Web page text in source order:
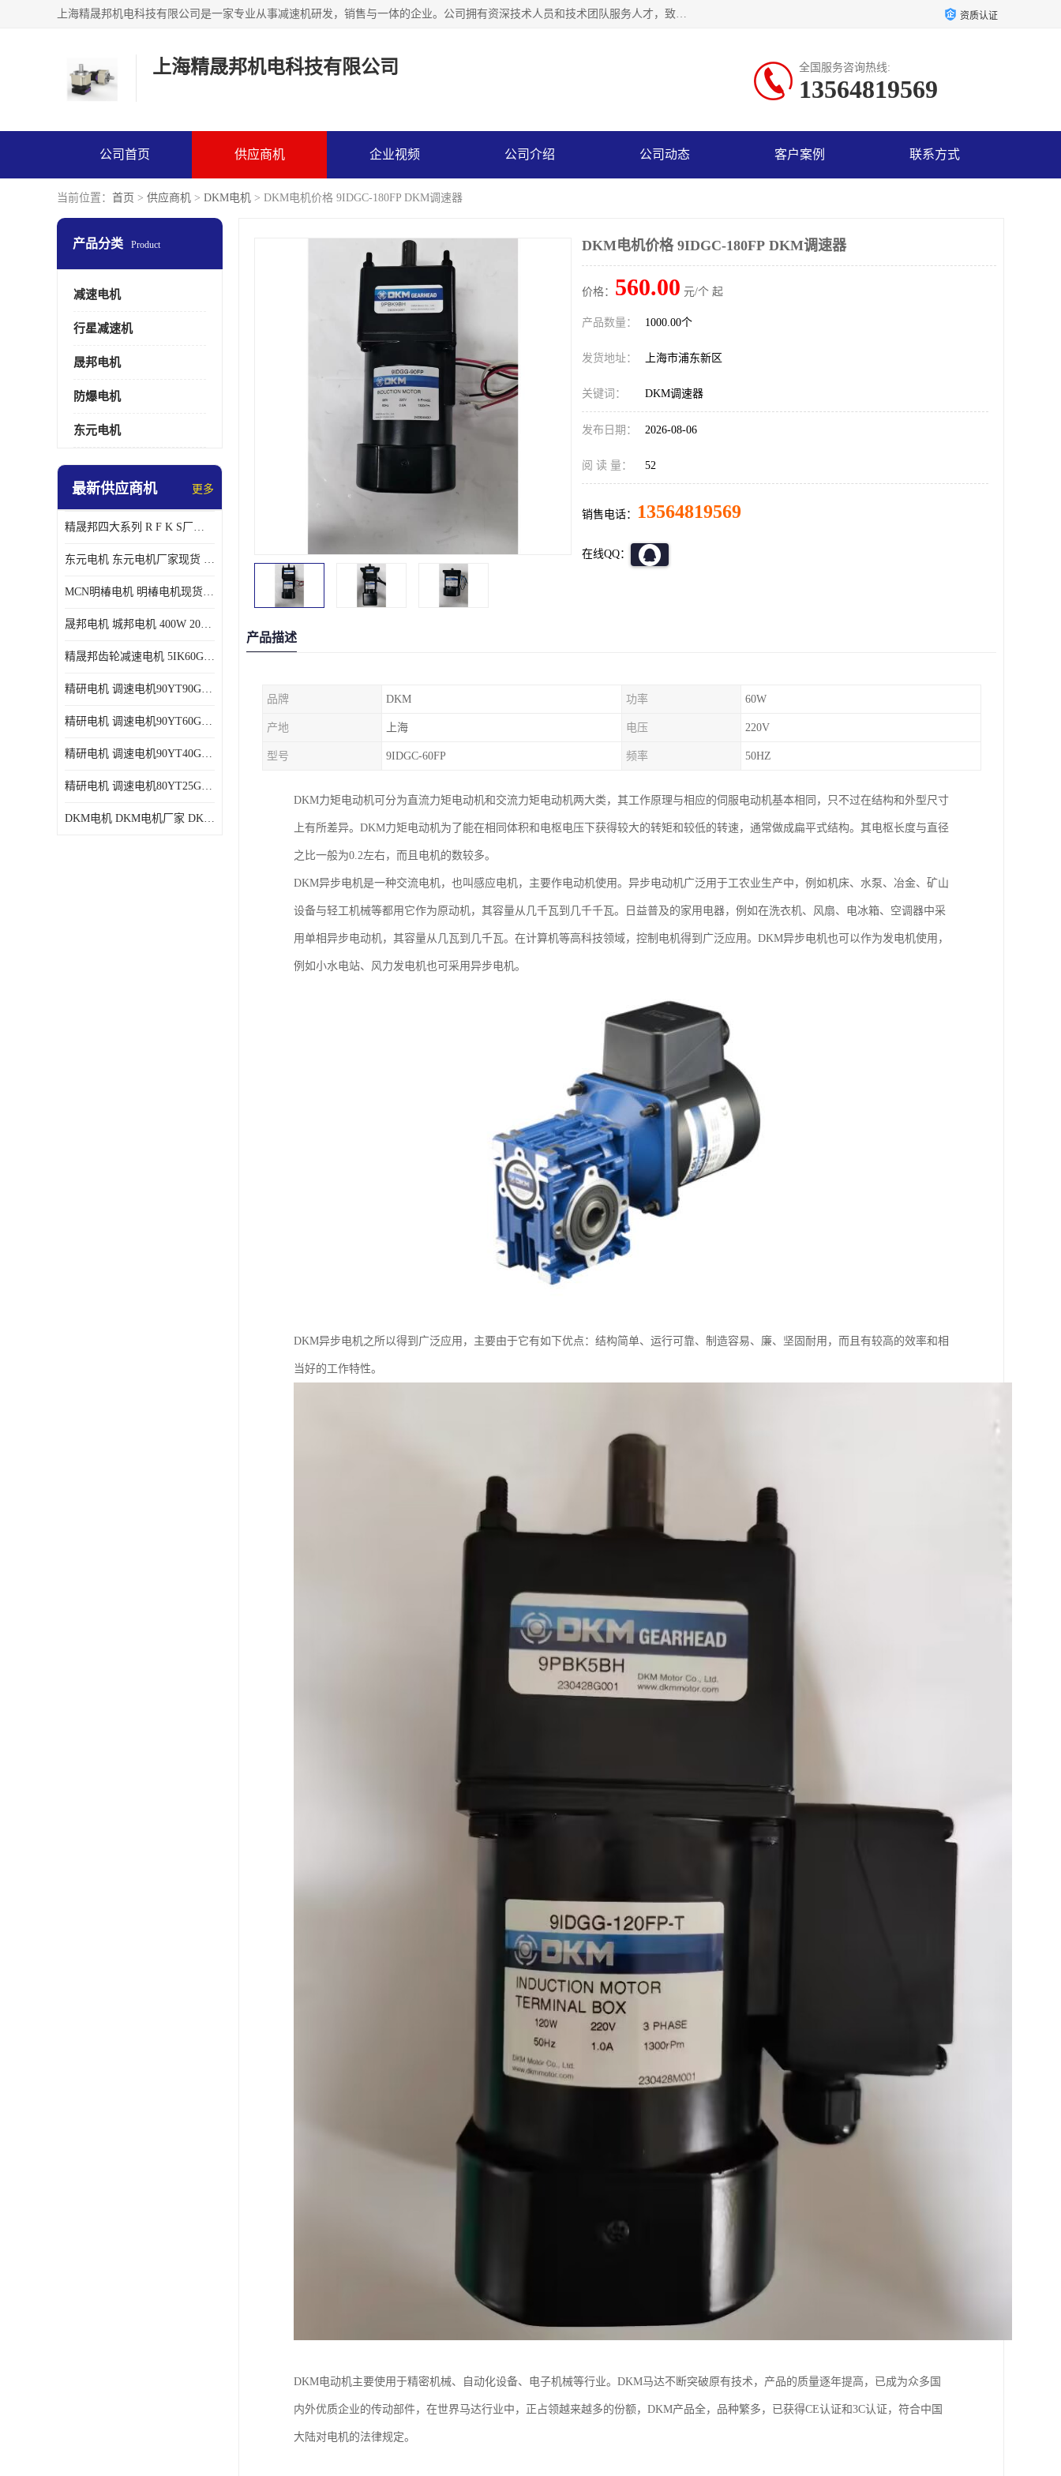
上海精晟邦机电科技有限公司是一家专业从事减速机研发，销售与一体的企业。公司拥有资深技术人员和技术团队服务人才，致力于为广大客户提供专业，细致的产品服务。主营产品有：中型减速电机，微型调速电机，精密行星减速机，蜗轮蜗杆减速机，RFKS四大系列减速机，SKM双曲面齿轮减速机，齿轮减速电机，行星减速机，防爆电机，变频器等系列；产品广泛用于汽车，船舶，能源，环保，包装，物流等领域，欢迎咨询。 资质认证
上海精晟邦机电科技有限公司 全国服务咨询热线:
13564819569
公司首页 供应商机 企业视频 公司介绍 公司动态 客户案例 联系方式
当前位置： 首页 > 供应商机 > DKM电机 > DKM电机价格 9IDGC-180FP DKM调速器
产品分类 Product
减速电机
行星减速机
晟邦电机
防爆电机
东元电机
最新供应商机 更多
精晟邦四大系列 R F K S厂家现货 批发价格
东元电机 东元电机厂家现货 东元电机批发价格
MCN明椿电机 明椿电机现货 明椿电机批发价格
晟邦电机 城邦电机 400W 200W 库电机 德大库 臂电机
精晟邦齿轮减速电机 5IK60GU-CF/5IK60RGU-CF调速电机厂家现货批发价格
精研电机 调速电机90YT90GV22厂家现货批发价格
精研电机 调速电机90YT60GV22厂家现货批发价格
精研电机 调速电机90YT40GV22厂家现货批发价格
精研电机 调速电机80YT25GV22厂家现货批发价格
DKM电机 DKM电机厂家 DKM减速机现货批发价格
DKM电机价格 9IDGC-180FP DKM调速器
价格： 560.00 元/个 起
产品数量： 1000.00个
发货地址： 上海市浦东新区
关键词： DKM调速器
发布日期： 2026-08-06
阅 读 量： 52
销售电话： 13564819569
在线QQ：
产品描述
品牌 DKM 功率 60W
产地 上海 电压 220V
型号 9IDGC-60FP 频率 50HZ
DKM力矩电动机可分为直流力矩电动机和交流力矩电动机两大类，其工作原理与相应的伺服电动机基本相同，只不过在结构和外型尺寸
上有所差异。DKM力矩电动机为了能在相同体积和电枢电压下获得较大的转矩和较低的转速，通常做成扁平式结构。其电枢长度与直径
之比一般为0.2左右，而且电机的数较多。
DKM异步电机是一种交流电机，也叫感应电机，主要作电动机使用。异步电动机广泛用于工农业生产中，例如机床、水泵、冶金、矿山
设备与轻工机械等都用它作为原动机，其容量从几千瓦到几千千瓦。日益普及的家用电器，例如在洗衣机、风扇、电冰箱、空调器中采
用单相异步电动机，其容量从几瓦到几千瓦。在计算机等高科技领域，控制电机得到广泛应用。DKM异步电机也可以作为发电机使用，
例如小水电站、风力发电机也可采用异步电机。
DKM异步电机之所以得到广泛应用，主要由于它有如下优点：结构简单、运行可靠、制造容易、廉、坚固耐用，而且有较高的效率和相
当好的工作特性。
DKM电动机主要使用于精密机械、自动化设备、电子机械等行业。DKM马达不断突破原有技术，产品的质量逐年提高，已成为众多国
内外优质企业的传动部件，在世界马达行业中，正占领越来越多的份额，DKM产品全，品种繁多，已获得CE认证和3C认证，符合中国
大陆对电机的法律规定。